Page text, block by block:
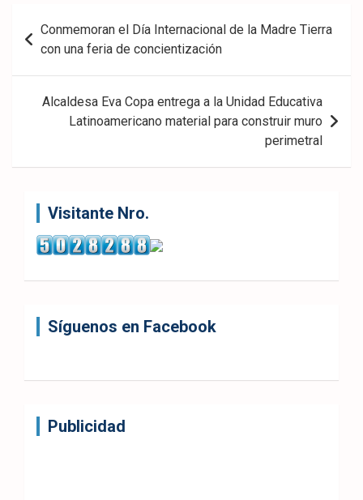
ook
pp
Navegación
de
entradas
Conmemoran el Día Internacional de la Madre Tierra
con una feria de concientización
Alcaldesa Eva Copa entrega a la Unidad Educativa
Latinoamericano material para construir muro
perimetral
Visitante Nro.
Síguenos en Facebook
Publicidad